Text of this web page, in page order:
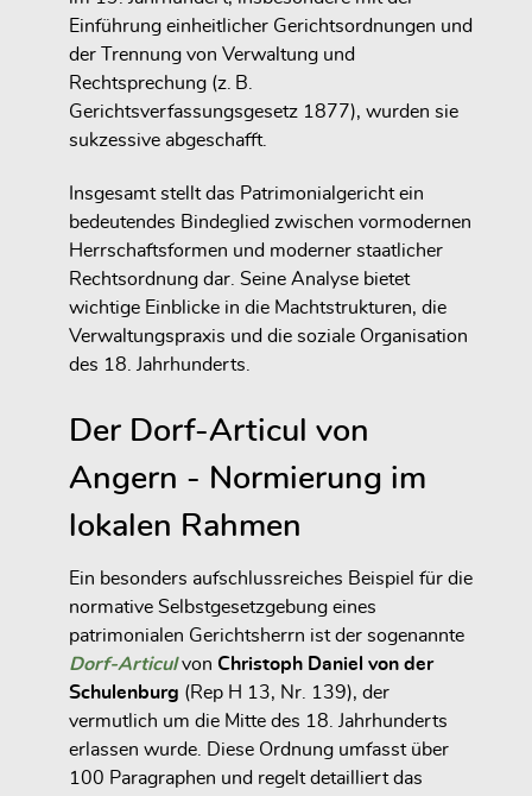
Einführung einheitlicher Gerichtsordnungen und
der Trennung von Verwaltung und
Rechtsprechung (z. B.
Gerichtsverfassungsgesetz 1877), wurden sie
sukzessive abgeschafft.
Insgesamt stellt das Patrimonialgericht ein
bedeutendes Bindeglied zwischen vormodernen
Herrschaftsformen und moderner staatlicher
Rechtsordnung dar. Seine Analyse bietet
wichtige Einblicke in die Machtstrukturen, die
Verwaltungspraxis und die soziale Organisation
des 18. Jahrhunderts.
Der Dorf-Articul von
Angern - Normierung im
lokalen Rahmen
Ein besonders aufschlussreiches Beispiel für die
normative Selbstgesetzgebung eines
patrimonialen Gerichtsherrn ist der sogenannte
Dorf-Articulvon Christoph Daniel von der
Schulenburg (Rep H 13, Nr. 139), der
vermutlich um die Mitte des 18. Jahrhunderts
erlassen wurde. Diese Ordnung umfasst über
100 Paragraphen und regelt detailliert das